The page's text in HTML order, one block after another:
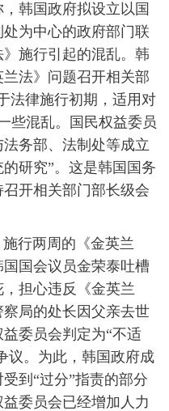
视英文 返回PC
韩国政府拟设立以国
为中心的政府部门联
施行引起的混乱。韩
法》问题召开相关部
法律施行初期，适用对
些混乱。国民权益委员
务部、法制处等成立
研究”。这是韩国国务
开相关部门部长级会
行两周的《金英兰
国会议员金荣泰吐槽
担心违反《金英兰
局的处长因父亲去世
委员会判定为“不适
议。为此，韩国政府成
到“过分”指责的部分
委员会已经增加人力